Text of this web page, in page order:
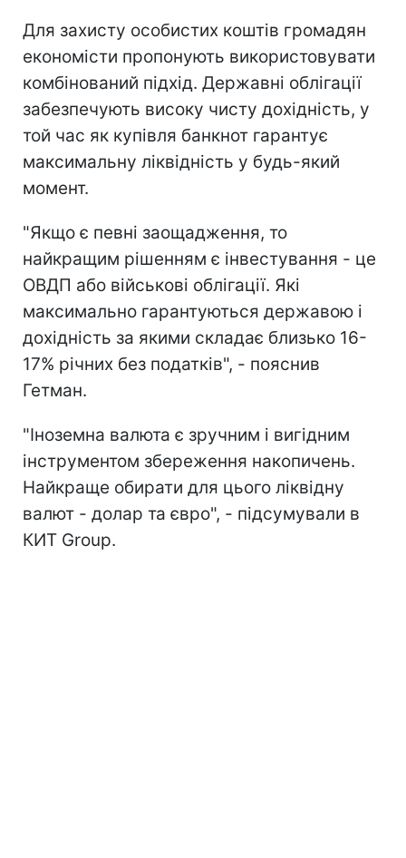
Для захисту особистих коштів громадян
економісти пропонують використовувати
комбінований підхід. Державні облігації
забезпечують високу чисту дохідність, у
той час як купівля банкнот гарантує
максимальну ліквідність у будь-який
момент.
"Якщо є певні заощадження, то
найкращим рішенням є інвестування - це
ОВДП або військові облігації. Які
максимально гарантуються державою і
дохідність за якими складає близько 16-
17% річних без податків", - пояснив
Гетман.
"Іноземна валюта є зручним і вигідним
інструментом збереження накопичень.
Найкраще обирати для цього ліквідну
валют - долар та євро", - підсумували в
КИТ Group.